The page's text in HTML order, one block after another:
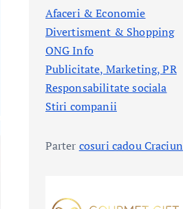
Afaceri & Economie
Divertisment & Shopping
ONG Info
Publicitate, Marketing, PR
Responsabilitate sociala
Stiri companii
Parter cosuri cadou Craciun